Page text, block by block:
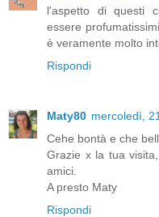
l'aspetto di questi
essere
è veramente molto
Rispondi
Maty80 mercoledì,
Cehe bontà e che
Grazie x la tua
amici.
A presto Maty
Rispondi